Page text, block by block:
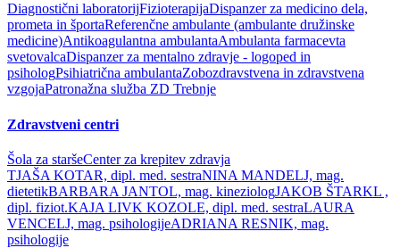
Diagnostični laboratorijFizioterapijaDispanzer za medicino dela,
prometa in športaReferenčne ambulante (ambulante družinske
medicine)Antikoagulantna ambulantaAmbulanta farmacevta
svetovalcaDispanzer za mentalno zdravje - logoped in
psihologPsihiatrična ambulantaZobozdravstvena in zdravstvena
vzgojaPatronažna služba ZD Trebnje
Zdravstveni centri
Šola za staršeCenter za krepitev zdravja
TJAŠA KOTAR, dipl. med. sestraNINA MANDELJ, mag.
dietetikBARBARA JANTOL, mag. kineziologJAKOB ŠTARKL ,
dipl. fiziot.KAJA LIVK KOZOLE, dipl. med. sestraLAURA
VENCELJ, mag. psihologijeADRIANA RESNIK, mag.
psihologije